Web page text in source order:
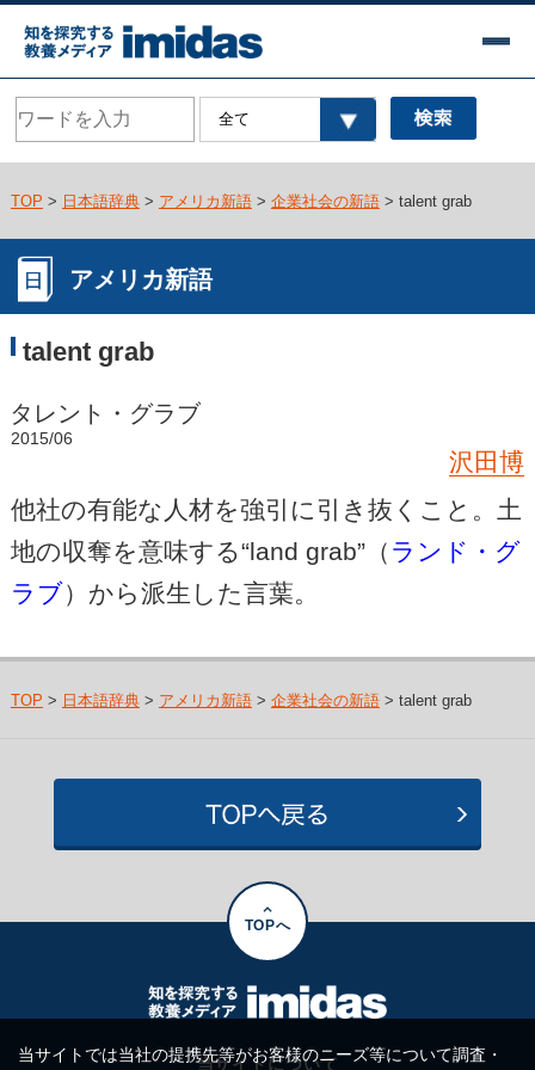
TOP > 日本語辞典> アメリカ新語> 企業社会の新語> talent grab
アメリカ新語
talent grab
タレント・グラブ
2015/06
沢田博
他社の有能な人材を強引に引き抜くこと。土
地の収奪を意味する“land grab”（ ランド・グ
ラブ）から派生した言葉。
TOP > 日本語辞典> アメリカ新語> 企業社会の新語> talent grab
TOPへ
当サイトについて
当サイトでは当社の提携先等がお客様のニーズ等について調査・